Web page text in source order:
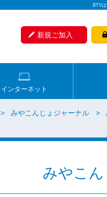
BTV
新規ご加入
インターネット
みやこんじょジャーナル
みやこ